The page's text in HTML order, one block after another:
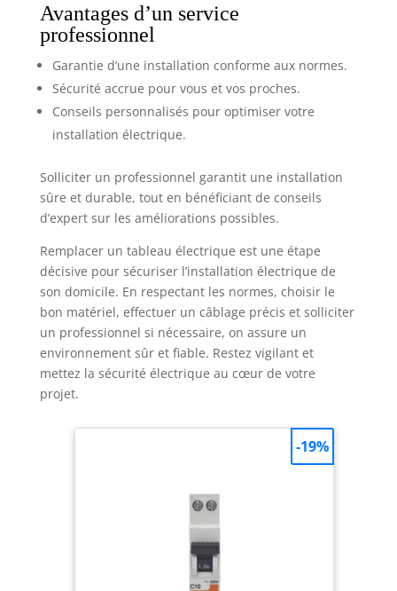
Avantages d’un service
professionnel
Garantie d’une installation conforme aux normes.
Sécurité accrue pour vous et vos proches.
Conseils personnalisés pour optimiser votre
installation électrique.
Solliciter un professionnel garantit une installation
sûre et durable, tout en bénéficiant de conseils
d’expert sur les améliorations possibles.
Remplacer un tableau électrique est une étape
décisive pour sécuriser l’installation électrique de
son domicile. En respectant les normes, choisir le
bon matériel, effectuer un câblage précis et solliciter
un professionnel si nécessaire, on assure un
environnement sûr et fiable. Restez vigilant et
mettez la sécurité électrique au cœur de votre
projet.
-19%